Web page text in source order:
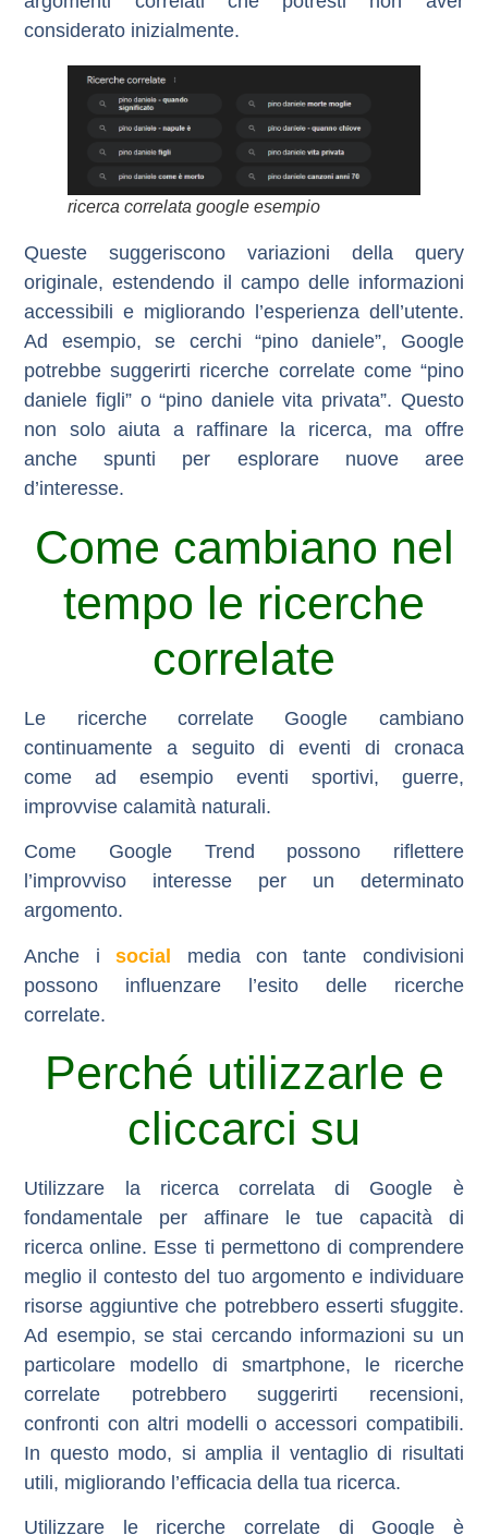
considerato inizialmente.
ricerca correlata google esempio
Queste suggeriscono variazioni della query
originale, estendendo il campo delle informazioni
accessibili e migliorando l’esperienza dell’utente.
Ad esempio, se cerchi “pino daniele”, Google
potrebbe suggerirti ricerche correlate come “pino
daniele figli” o “pino daniele vita privata”. Questo
non solo aiuta a raffinare la ricerca, ma offre
anche spunti per esplorare nuove aree
d’interesse.
Come cambiano nel
tempo le ricerche
correlate
Le ricerche correlate Google cambiano
continuamente a seguito di eventi di cronaca
come ad esempio eventi sportivi, guerre,
improvvise calamità naturali.
Come Google Trend possono riflettere
l’improvviso interesse per un determinato
argomento.
Anche isocial media con tante condivisioni
possono influenzare l’esito delle ricerche
correlate.
Perché utilizzarle e
cliccarci su
Utilizzare la ricerca correlata di Google è
fondamentale per affinare le tue capacità di
ricerca online. Esse ti permettono di comprendere
meglio il contesto del tuo argomento e individuare
risorse aggiuntive che potrebbero esserti sfuggite.
Ad esempio, se stai cercando informazioni su un
particolare modello di smartphone, le ricerche
correlate potrebbero suggerirti recensioni,
confronti con altri modelli o accessori compatibili.
In questo modo, si amplia il ventaglio di risultati
utili, migliorando l’efficacia della tua ricerca.
Utilizzare le ricerche correlate di Google è